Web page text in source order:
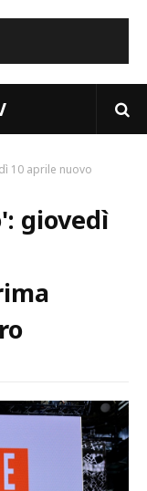
10 aprile nuovo
giovedì